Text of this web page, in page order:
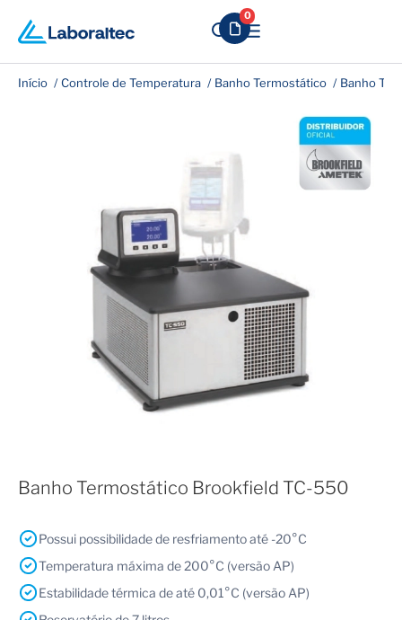
0
Início Controle de Temperatura Banho Termostático Banho
Banho Termostático Brookfield TC-550
Possui possibilidade de resfriamento até -20°C
Temperatura máxima de 200°C (versão AP)
Estabilidade térmica de até 0,01°C (versão AP)